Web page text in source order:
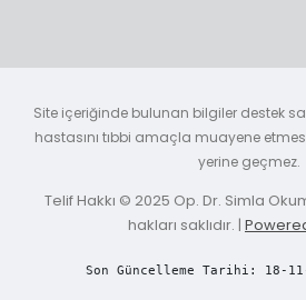
Site içeriğinde bulunan bilgiler destek
hastasını tıbbi amaçla muayene
yerine geçmez.
Telif Hakkı © 2025 Op. Dr. Simla
hakları saklıdır. |
Son Güncelleme Tarihi: 18-